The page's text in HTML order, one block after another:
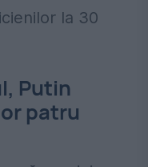
la 30
Putin
patru